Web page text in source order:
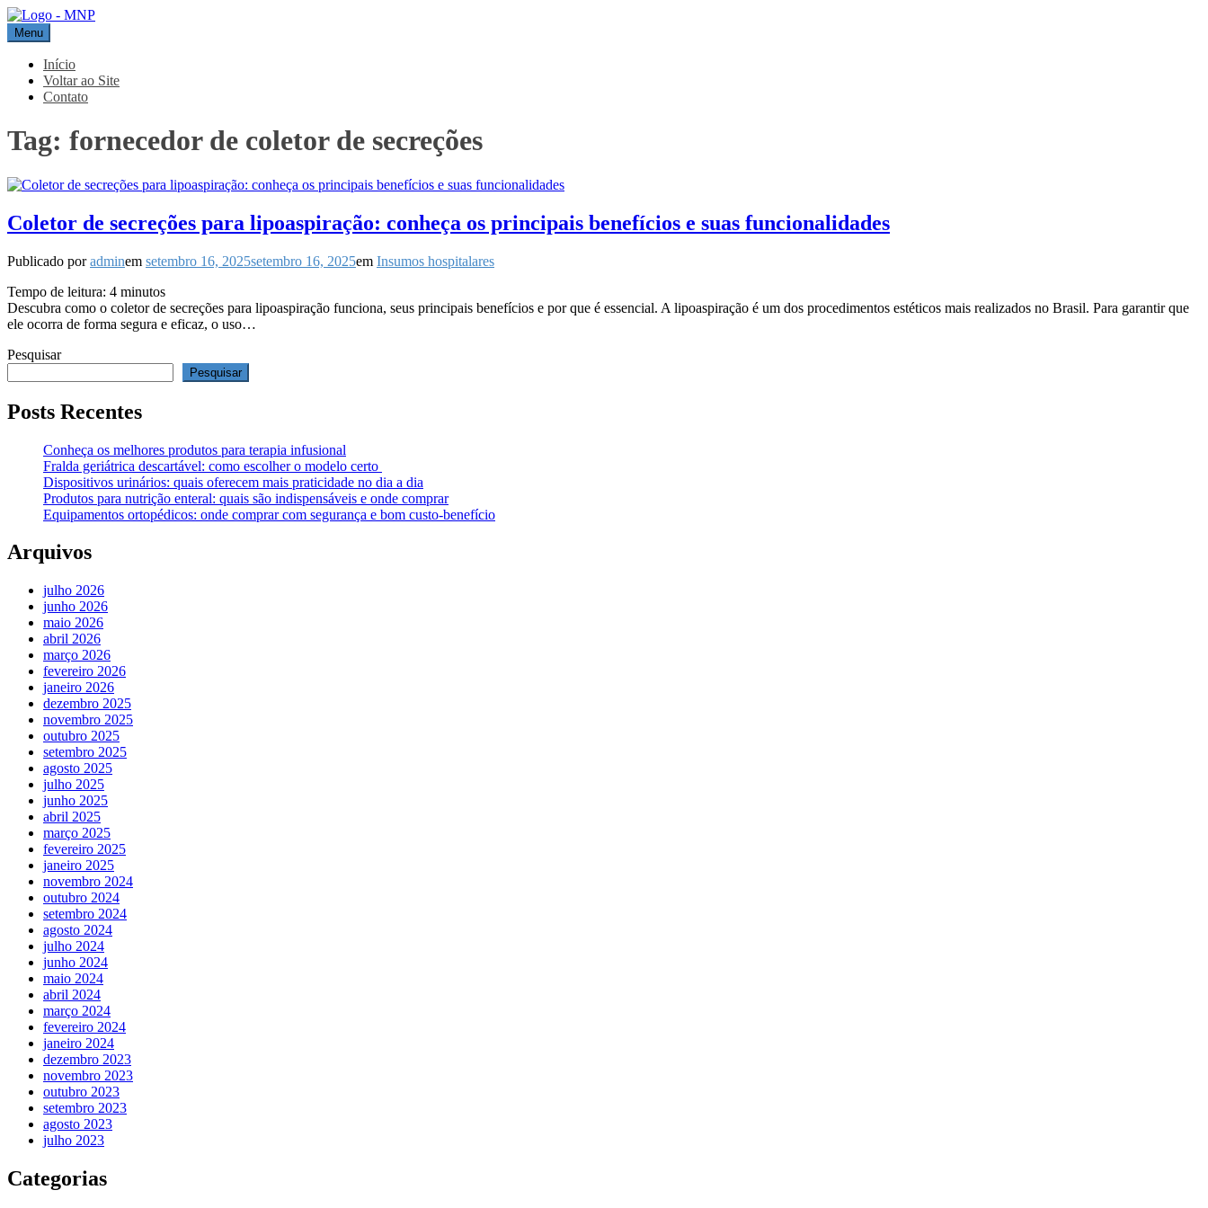
Pular
para
o
conteúdo
MNP
Blog
Menu
Início
Voltar ao Site
Contato
Tag: fornecedor de coletor de secreções
Coletor de secreções para lipoaspiração: conheça os principais benefícios e suas funcionalidades
Publicado poradminem setembro 16, 2025setembro 16, 2025em Insumos hospitalares
Tempo de leitura: 4 minutos
Descubra como o coletor de secreções para lipoaspiração funciona, seus principais benefícios e por que é essencial. A lipoaspiração é um dos procedimentos estéticos mais realizados no Brasil. Para garantir que
ele ocorra de forma segura e eficaz, o uso…
Pesquisar
Pesquisar
Posts Recentes
Conheça os melhores produtos para terapia infusional
Fralda geriátrica descartável: como escolher o modelo certo
Dispositivos urinários: quais oferecem mais praticidade no dia a dia
Produtos para nutrição enteral: quais são indispensáveis e onde comprar
Equipamentos ortopédicos: onde comprar com segurança e bom custo-benefício
Arquivos
julho 2026
junho 2026
maio 2026
abril 2026
março 2026
fevereiro 2026
janeiro 2026
dezembro 2025
novembro 2025
outubro 2025
setembro 2025
agosto 2025
julho 2025
junho 2025
abril 2025
março 2025
fevereiro 2025
janeiro 2025
novembro 2024
outubro 2024
setembro 2024
agosto 2024
julho 2024
junho 2024
maio 2024
abril 2024
março 2024
fevereiro 2024
janeiro 2024
dezembro 2023
novembro 2023
outubro 2023
setembro 2023
agosto 2023
julho 2023
Categorias